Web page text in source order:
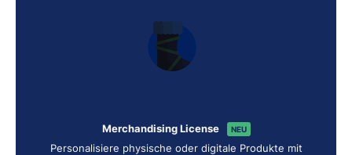
Merchandising License NEU
Personalisiere physische oder digitale Produkte mit